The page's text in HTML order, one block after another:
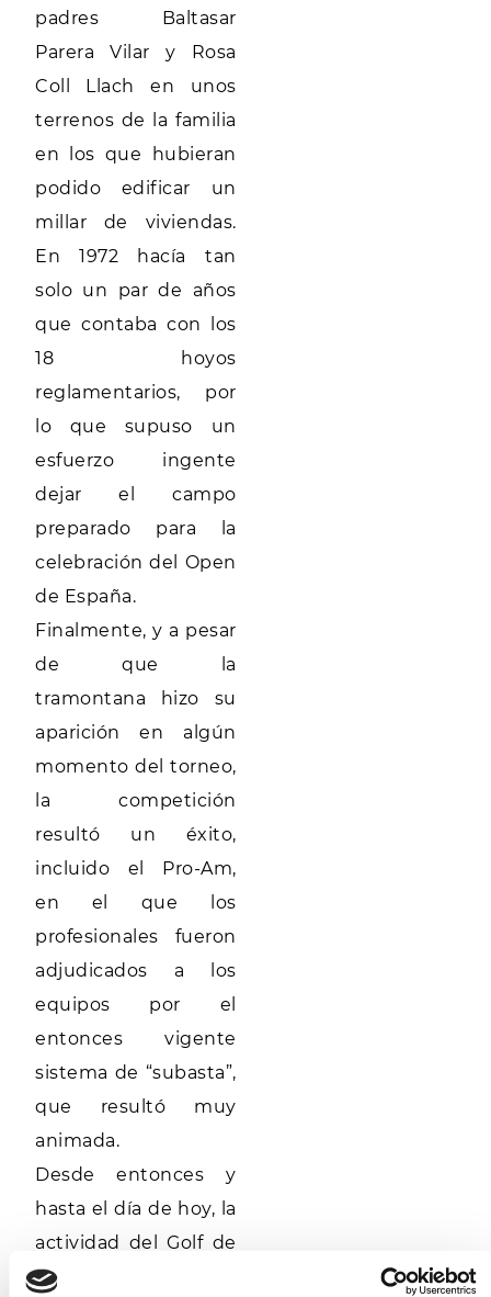
padres Baltasar
Parera Vilar y Rosa
Coll Llach en unos
terrenos de la familia
en los que hubieran
podido edificar un
millar de viviendas.
En 1972 hacía tan
solo un par de años
que contaba con los
18 hoyos
reglamentarios, por
lo que supuso un
esfuerzo ingente
dejar el campo
preparado para la
celebración del Open
de España.
Finalmente, y a pesar
de que la
tramontana hizo su
aparición en algún
momento del torneo,
la competición
resultó un éxito,
incluido el Pro-Am,
en el que los
profesionales fueron
adjudicados a los
equipos por el
entonces vigente
sistema de “subasta”,
que resultó muy
animada.
Desde entonces y
hasta el día de hoy, la
actividad del Golf de
Pals — que se realiza